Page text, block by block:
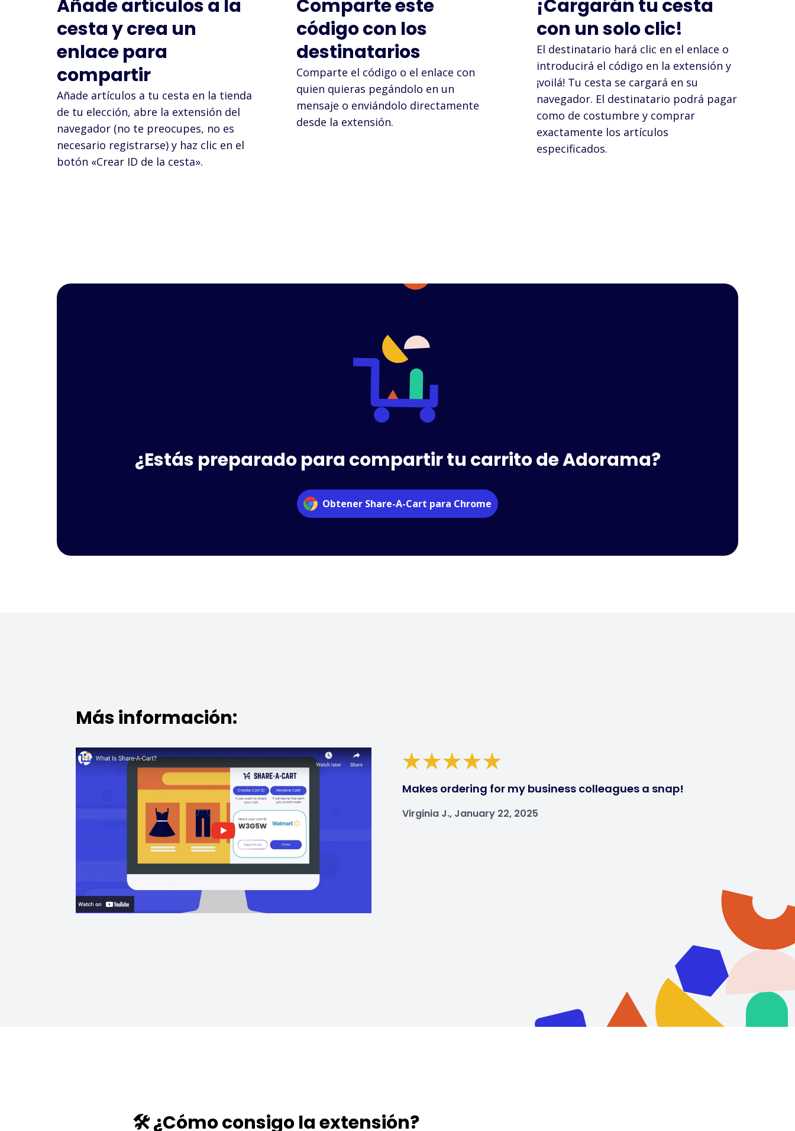
Añade artículos a la
cesta y crea un
enlace para
compartir
Añade artículos a tu cesta en la tienda
de tu elección, abre la extensión del
navegador (no te preocupes, no es
necesario registrarse) y haz clic en el
botón «Crear ID de la cesta».
Comparte este
código con los
destinatarios
Comparte el código o el enlace con
quien quieras pegándolo en un
mensaje o enviándolo directamente
desde la extensión.
¡Cargarán tu cesta
con un solo clic!
El destinatario hará clic en el enlace o
introducirá el código en la extensión y
¡voilá! Tu cesta se cargará en su
navegador. El destinatario podrá pagar
como de costumbre y comprar
exactamente los artículos
especificados.
¿Estás preparado para compartir tu carrito de Adorama?
Obtener Share-A-Cart para Chrome
Más información:
Makes ordering for my business colleagues a snap!
Virginia J., January 22, 2025
🛠️ ¿Cómo consigo la extensión?